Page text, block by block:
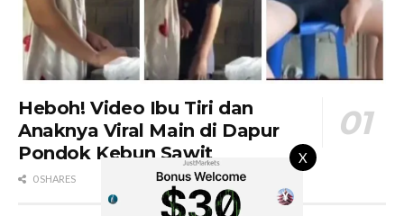
X
Heboh! Video Ibu Tiri dan
Anaknya Viral Main di Dapur
Pondok Kebun Sawit
0 SHARES